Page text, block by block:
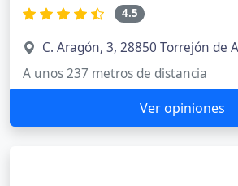
4.5
C. Aragón, 3, 28850 Torrejón de
A unos 237 metros de distancia
Ver opiniones